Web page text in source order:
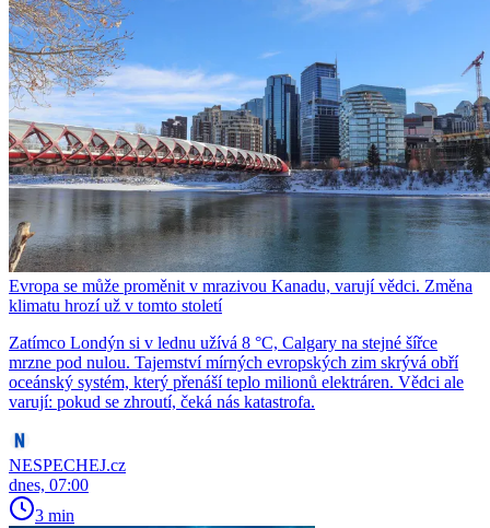
Evropa se může proměnit v mrazivou Kanadu, varují vědci. Změna
klimatu hrozí už v tomto století
Zatímco Londýn si v lednu užívá 8 °C, Calgary na stejné šířce
mrzne pod nulou. Tajemství mírných evropských zim skrývá obří
oceánský systém, který přenáší teplo milionů elektráren. Vědci ale
varují: pokud se zhroutí, čeká nás katastrofa.
NESPECHEJ.cz
dnes, 07:00
3 min